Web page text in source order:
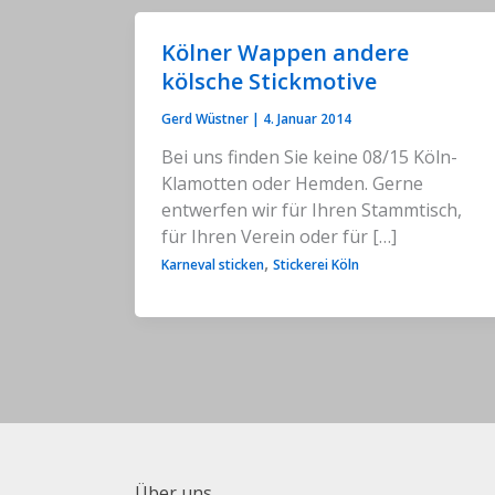
Kölner Wappen andere
kölsche Stickmotive
Gerd Wüstner | 4. Januar 2014
Bei uns finden Sie keine 08/15 Köln-
Klamotten oder Hemden. Gerne
entwerfen wir für Ihren Stammtisch,
für Ihren Verein oder für […]
Karneval sticken, Stickerei Köln